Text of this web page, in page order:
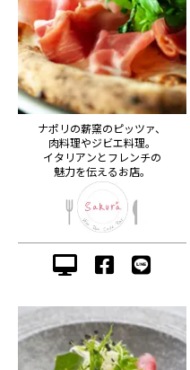
ナポリの薪窯のピッツァ、
肉料理やジビエ料理。
イタリアンとフレンチの
魅力を伝えるお店。